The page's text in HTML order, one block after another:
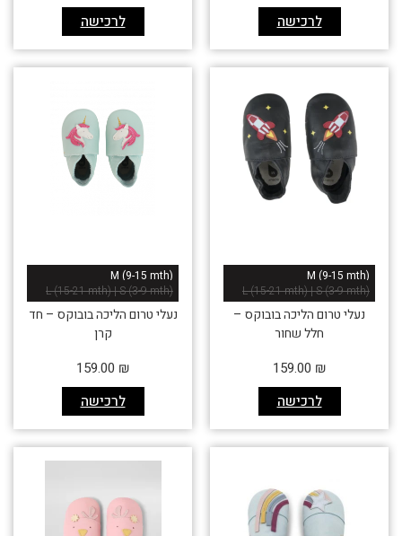
לרכישה לרכישה
M (9-15 mth)
L (15-21 mth) | S (3-9 mth)
נעלי טרום הליכה בובוקס –
חלל שחור
לרכישה
159.00 ₪
M (9-15 mth)
L (15-21 mth) | S (3-9 mth)
נעלי טרום הליכה בובוקס – חד
קרן
לרכישה
159.00 ₪
אזל זמנית